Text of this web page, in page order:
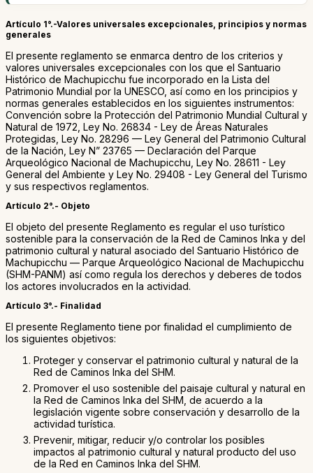
Artículo 1°.-Valores universales excepcionales, principios y normas
generales
El presente reglamento se enmarca dentro de los criterios y
valores universales excepcionales con los que el Santuario
Histórico de Machupicchu fue incorporado en la Lista del
Patrimonio Mundial por la UNESCO, así como en los principios y
normas generales establecidos en los siguientes instrumentos:
Convención sobre la Protección del Patrimonio Mundial Cultural y
Natural de 1972, Ley No. 26834 - Ley de Áreas Naturales
Protegidas, Ley No. 28296 — Ley General del Patrimonio Cultural
de la Nación, Ley N” 23765 — Declaración del Parque
Arqueológico Nacional de Machupicchu, Ley No. 28611 - Ley
General del Ambiente y Ley No. 29408 - Ley General del Turismo
y sus respectivos reglamentos.
Artículo 2°.- Objeto
El objeto del presente Reglamento es regular el uso turístico
sostenible para la conservación de la Red de Caminos Inka y del
patrimonio cultural y natural asociado del Santuario Histórico de
Machupicchu — Parque Arqueológico Nacional de Machupicchu
(SHM-PANM) así como regula los derechos y deberes de todos
los actores involucrados en la actividad.
Artículo 3°.- Finalidad
El presente Reglamento tiene por finalidad el cumplimiento de
los siguientes objetivos:
Proteger y conservar el patrimonio cultural y natural de la
Red de Caminos Inka del SHM.
Promover el uso sostenible del paisaje cultural y natural en
la Red de Caminos Inka del SHM, de acuerdo a la
legislación vigente sobre conservación y desarrollo de la
actividad turística.
Prevenir, mitigar, reducir y/o controlar los posibles
impactos al patrimonio cultural y natural producto del uso
de la Red en Caminos Inka del SHM.